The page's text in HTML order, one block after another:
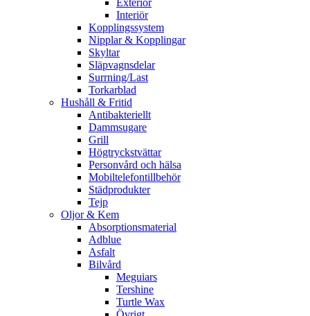
Exteriör
Interiör
Kopplingssystem
Nipplar & Kopplingar
Skyltar
Släpvagnsdelar
Surrning/Last
Torkarblad
Hushåll & Fritid
Antibakteriellt​
Dammsugare
Grill
Högtryckstvättar
Personvård och hälsa
Mobiltelefontillbehör
Städprodukter
Tejp
Oljor & Kem
Absorptionsmaterial
Adblue
Asfalt
Bilvård
Meguiars
Tershine
Turtle Wax